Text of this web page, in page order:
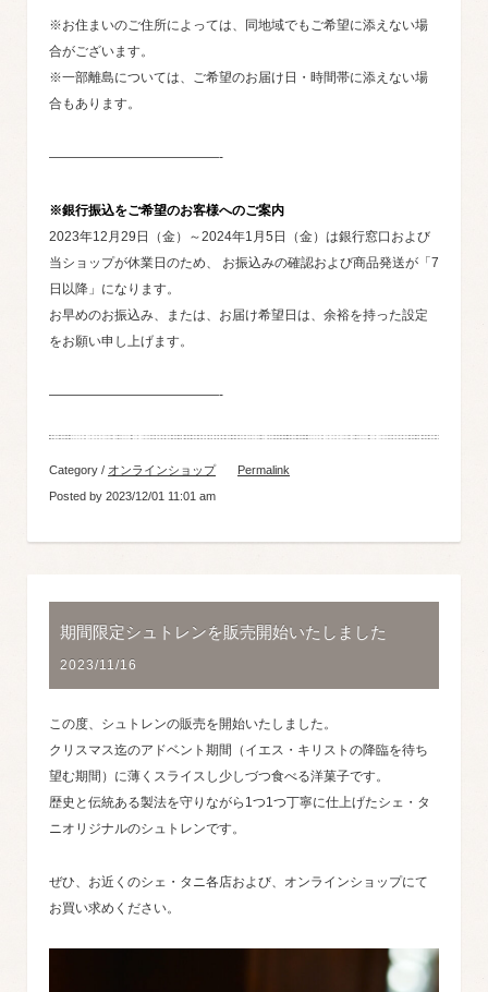
※お住まいのご住所によっては、同地域でもご希望に添えない場
合がございます。
※一部離島については、ご希望のお届け日・時間帯に添えない場
合もあります。
—————————————-
※銀行振込をご希望のお客様へのご案内
2023年12月29日（金）～2024年1月5日（金）は銀行窓口および
当ショップが休業日のため、
お振込みの確認および商品発送が「7
日以降」になります。
お早めのお振込み、または、お届け希望日は、余裕を持った設定
をお願い申し上げます。
—————————————-
Category / オンラインショップ
Permalink
Posted by 2023/12/01 11:01 am
期間限定シュトレンを販売開始いたしました
2023/11/16
この度、シュトレンの販売を開始いたしました。
クリスマス迄のアドベント期間（イエス・キリストの降臨を待ち
望む期間）に薄くスライスし少しづつ食べる洋菓子です。
歴史と伝統ある製法を守りながら1つ1つ丁寧に仕上げたシェ・タ
ニオリジナルのシュトレンです。
ぜひ、お近くのシェ・タニ各店および、オンラインショップにて
お買い求めください。